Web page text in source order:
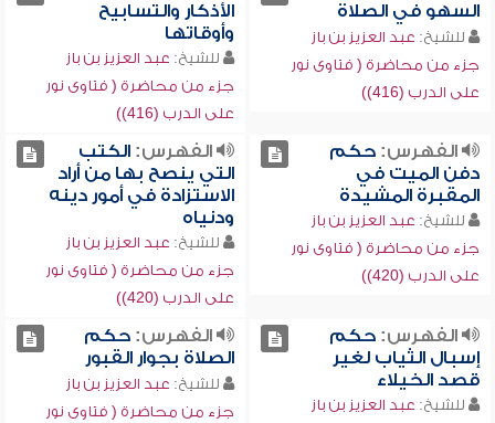
السهو في الصلاة
للشيخ: عبد العزيز بن باز
جزء من محاضرة ( فتاوى نور
على الدرب (416))
الأذكار والتسابيح
وأوقاتها
للشيخ: عبد العزيز بن باز
جزء من محاضرة ( فتاوى نور
على الدرب (416))
الفهرس:حكم
دفن الميت في
المقبرة المشيدة
للشيخ: عبد العزيز بن باز
جزء من محاضرة ( فتاوى نور
على الدرب (420))
الفهرس:الكتب
التي ينصح بها من أراد
الاستزادة في أمور دينه
ودنياه
للشيخ: عبد العزيز بن باز
جزء من محاضرة ( فتاوى نور
على الدرب (420))
الفهرس:حكم
إسبال الثياب لغير
قصد الخيلاء
للشيخ: عبد العزيز بن باز
الفهرس:حكم
الصلاة بجوار القبور
للشيخ: عبد العزيز بن باز
جزء من محاضرة ( فتاوى نور